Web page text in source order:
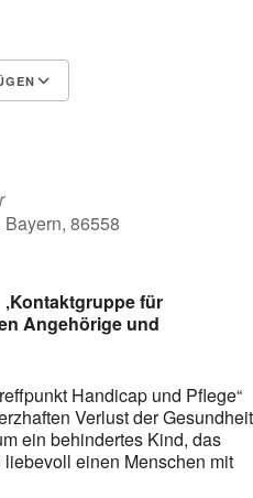
86558
für
Angehörige und
Handicap und Pflege“
Verlust der Gesundheit
ein behindertes Kind, das
einen Menschen mit